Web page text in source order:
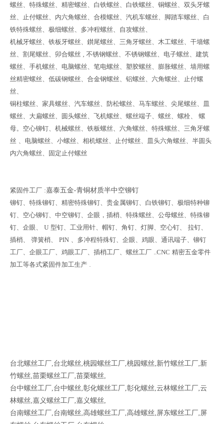
螺丝、特殊螺丝、精密螺丝、白铁螺丝、白铁螺丝、铜螺丝、双头牙螺
丝、止付螺丝、内六角螺丝、合模螺丝、汽机车螺丝、脚踏车螺丝、白
铁特殊螺丝、极细螺丝、多冲程螺丝、自攻螺丝、
机械牙螺丝、铁板牙螺丝、鑚尾螺丝、三角牙螺丝、木工螺丝、干墙螺
丝、割尾螺丝、卯合螺丝
不锈钢螺丝、不锈钢螺丝、电子螺丝、建筑
螺丝、手机螺丝、电脑螺丝、笔电螺丝、塑胶螺丝、膨胀螺丝、墙用螺
丝精密螺丝、低碳钢螺丝、合金钢螺丝、铝螺丝、六角螺丝、止付螺
丝、
铜柱螺丝、家具螺丝、汽车螺丝、防松螺丝、马车螺丝、尖尾螺丝、皿
螺丝、大扁螺丝、圆头螺丝、飞机螺丝、螺丝端子、螺丝、螺栓、
螺
母。空心铆钉、机械螺丝、铁板螺丝、六角螺丝、特殊螺丝、三角牙螺
丝
、电脑螺丝、小螺丝、相机螺丝、止付螺丝、皿头六角螺丝、半圆头
内六角螺丝、固定止付螺丝
紧固件工厂 :嘉泰五金-青铜材质半中空铆钉
铆钉、特殊铆钉、精密特殊铆钉、贵金属铆钉、白铁铆钉、极细特种铆
钉、空心铆钉、中空铆钉、企眼，插梢、特殊螺丝、公母螺丝、特殊铆
钉、企眼、
U 型钉、工业用针、帽钉、角钉、灯脚、空心钉、
拉钉、
插梢、
弹簧梢、 PIN
、多冲程特殊钉、企眼、鸡眼、通讯端子、铆钉
工厂、企眼工厂、鸡眼工厂、插梢工厂、螺丝工厂
..CNC 精密五金零件
加工等各式紧固件加工生产
台北螺丝工厂,台北螺丝,桃园螺丝工厂,桃园螺丝,新竹螺丝工厂,新
竹螺丝,苗栗螺丝工厂,苗栗螺丝,
台中螺丝工厂,台中螺丝,彰化螺丝工厂,彰化螺丝,云林螺丝工厂,云
林螺丝,嘉义螺丝工厂,嘉义螺丝,
台南螺丝工厂,台南螺丝,高雄螺丝工厂,高雄螺丝,屏东螺丝工厂,屏